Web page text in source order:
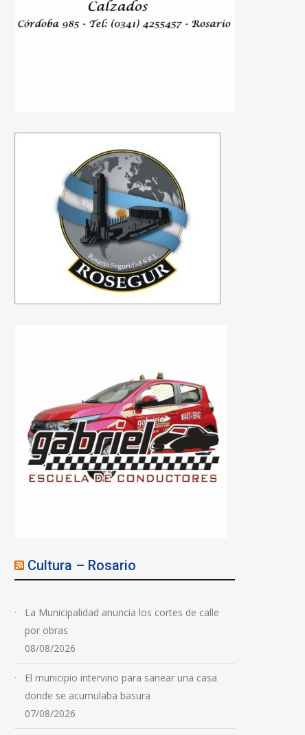
Cultura – Rosario
La Municipalidad anuncia los cortes de calle
por obras
08/08/2026
El municipio intervino para sanear una casa
donde se acumulaba basura
07/08/2026